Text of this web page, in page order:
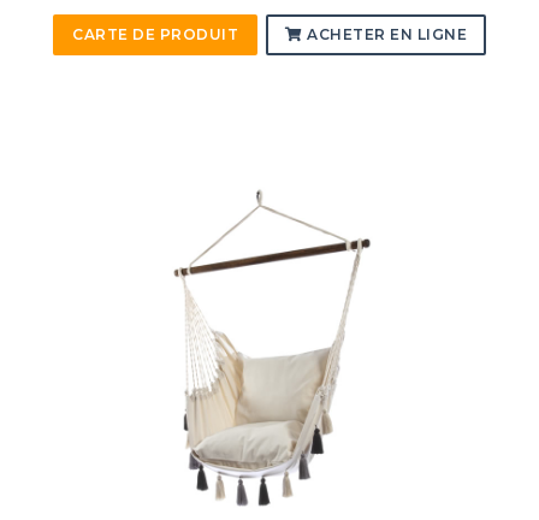
CARTE DE PRODUIT ACHETER EN LIGNE